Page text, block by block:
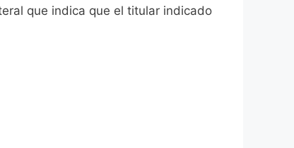
que indica que el titular indicado